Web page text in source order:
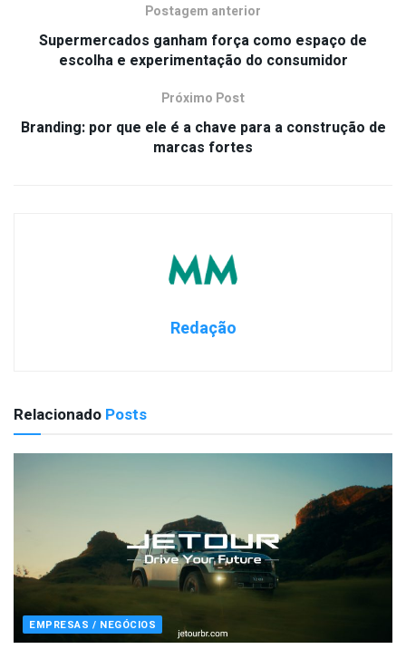
Postagem anterior
Supermercados ganham força como espaço de
escolha e experimentação do consumidor
Próximo Post
Branding: por que ele é a chave para a construção de
marcas fortes
Redação
Relacionado Posts
EMPRESAS / NEGÓCIOS